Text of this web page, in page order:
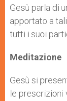
Gesù parla di
apportato a
tutti i suoi
Meditazione
Gesù si
le